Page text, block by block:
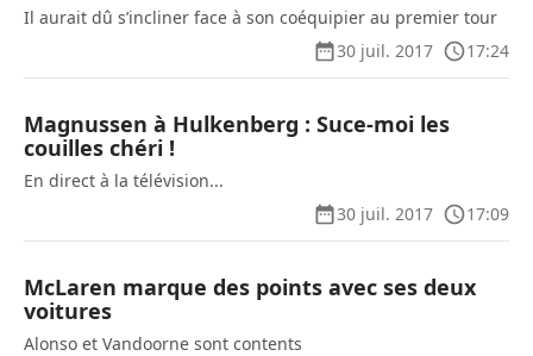
Il aurait dû s’incliner face à son coéquipier au premier tour
30 juil. 2017
17:24
Magnussen à Hulkenberg : Suce-moi les
couilles chéri !
En direct à la télévision...
30 juil. 2017
17:09
McLaren marque des points avec ses deux
voitures
Alonso et Vandoorne sont contents